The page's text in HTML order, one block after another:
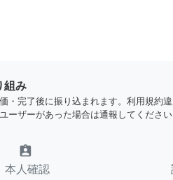
組み
・完了後に振り込まれます。利用規約
ーザーがあった場合は通報してください
assignment_ind
本人確認